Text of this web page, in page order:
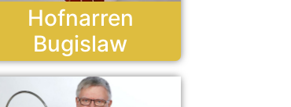
Hofnarren
Bugislaw